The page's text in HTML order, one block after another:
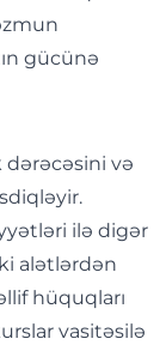
gücünə
və
ilə digər
alətlərdən
hüquqları
vasitəsilə